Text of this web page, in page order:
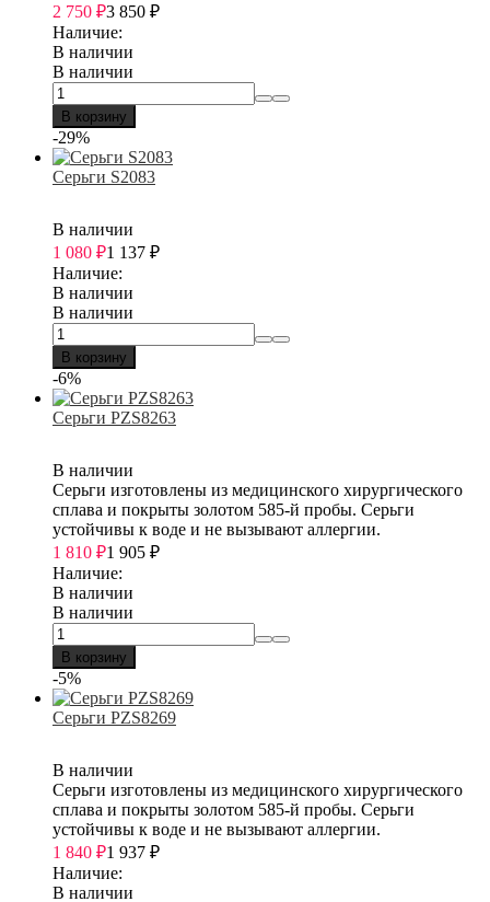
2 750 ₽3 850 ₽
Наличие:
В наличии
В наличии
В корзину
-29%
Серьги S2083
В наличии
1 080 ₽1 137 ₽
Наличие:
В наличии
В наличии
В корзину
-6%
Серьги PZS8263
В наличии
Серьги изготовлены из медицинского хирургического
сплава и покрыты золотом 585-й пробы. Серьги
устойчивы к воде и не вызывают аллергии.
1 810 ₽1 905 ₽
Наличие:
В наличии
В наличии
В корзину
-5%
Серьги PZS8269
В наличии
Серьги изготовлены из медицинского хирургического
сплава и покрыты золотом 585-й пробы. Серьги
устойчивы к воде и не вызывают аллергии.
1 840 ₽1 937 ₽
Наличие:
В наличии